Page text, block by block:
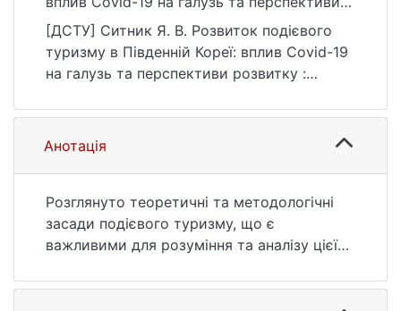
розвитку [Бакалаврська робота, Київський
національний університет імені Тараса
Шевченка]. eKNUTSHIR.
https://ir.library.knu.ua/handle/123456789/43
28
[ДСТУ] Ситник Я. В. Розвиток подієвого
туризму в Південній Кореї: вплив Covid-19
на галузь та перспективи розвитку :
Сфера обслуговування. Київ, 2023. 80 с.
URL:
https://ir.library.knu.ua/handle/123456789/43
Анотація
Розглянуто теоретичні та методологічні
засади подієвого туризму, що є
важливими для розуміння та аналізу цієї
теоретичних засад подієвого туризму